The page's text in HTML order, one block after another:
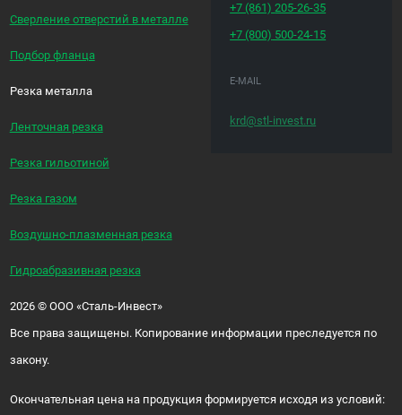
Сверление отверстий в металле
Подбор фланца
Резка металла
Ленточная резка
Резка гильотиной
Резка газом
Воздушно-плазменная резка
Гидроабразивная резка
+7 (861)205-26-35
+7 (800) 500-24-15
E-MAIL
krd@stl-invest.ru
2026 ©ООО «Сталь-Инвест»
Все права защищены. Копирование информации преследуется по
закону.
Окончательная цена на продукция формируется исходя из условий: